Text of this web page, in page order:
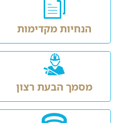
הנחיות מקדימות
מסמך הבעת רצון